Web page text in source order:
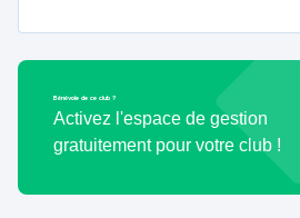
Bénévole de ce club ?
Activez l'espace de gestion
gratuitement pour votre club !